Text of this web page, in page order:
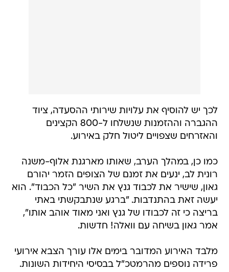
לכך יש להוסיף את עלויות שירותי ההסעדה, ציוד
ההגברה וההזמנות שנשלחו ל-800 הקצינים
והאזרחים שצפויים ליטול חלק באירוע.
כמו כן, במהלך הערב, שאותו מארגנת אלוף-משנה
רונית לב, ינעים את זמנם של הצופים הזמר יהורם
גאון, שישיר את לכבוד גנץ את השיר "כל הכבוד". הוא
יעשה זאת בהתנדבות. "ברגע שנתבקשתי באתי
בריצה כי זה לכבודו של גנץ ואני מאוד אוהב אותו",
אמר גאון בשיחה עם וואלה! חדשות.
מלבד האירוע המדובר בימים אלו עורך הצבא אירועי
פרידה נוספים מהרמטכ"ל בבסיסי היחידות השונות.